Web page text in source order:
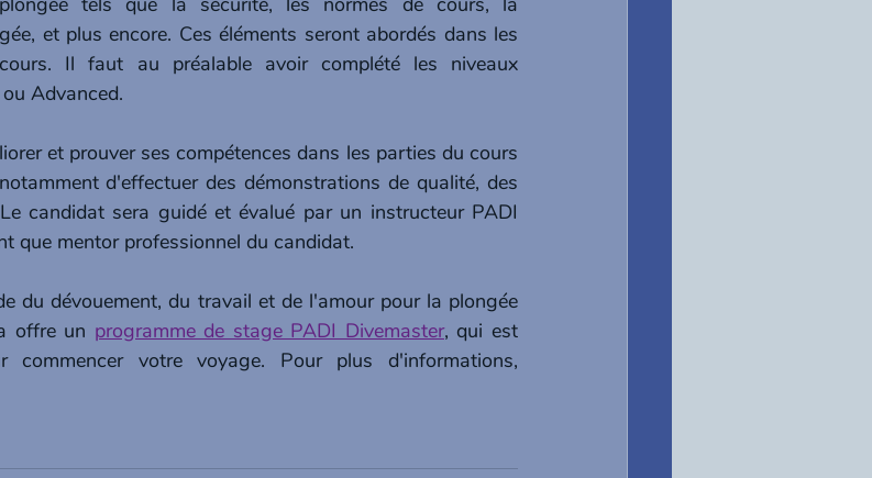
et plus encore. Ces éléments seront abordés dans les
Il faut au préalable avoir complété les niveaux
Advanced.
et prouver ses compétences dans les parties du cours
d'effectuer des démonstrations de qualité, des
candidat sera guidé et évalué par un instructeur PADI
que mentor professionnel du candidat.
du dévouement, du travail et de l'amour pour la plongée
offre un programme de stage PADI Divemaster, qui est
commencer votre voyage. Pour plus d'informations,